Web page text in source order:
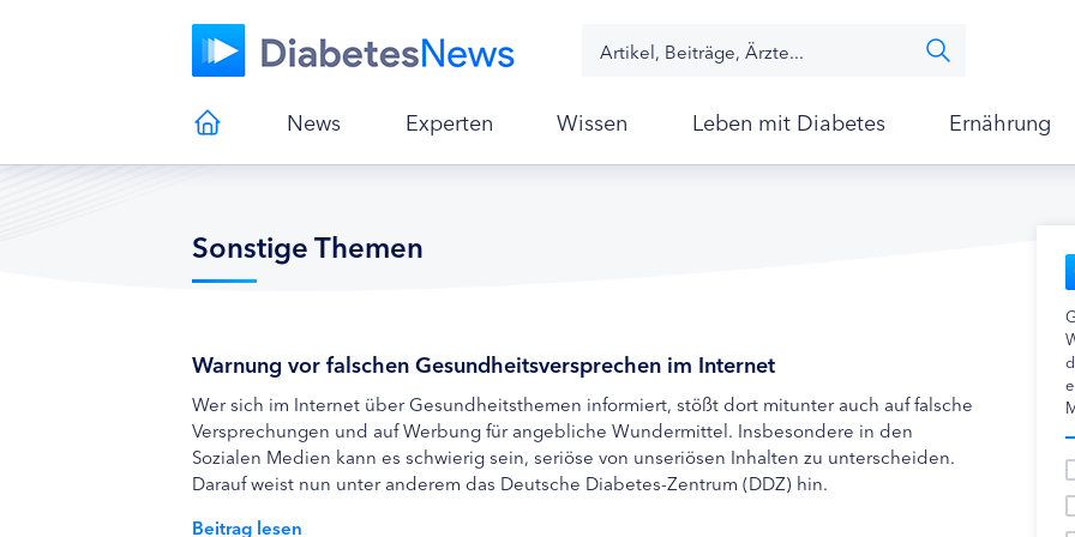
News Experten Wissen Leben mit Diabetes Ernährung
Sonstige Themen
Warnung vor falschen Gesundheitsversprechen im Internet
Wer sich im Internet über Gesundheitsthemen informiert, stößt dort mitunter auch auf falsche
Versprechungen und auf Werbung für angebliche Wundermittel. Insbesondere in den
Sozialen Medien kann es schwierig sein, seriöse von unseriösen Inhalten zu unterscheiden.
Darauf weist nun unter anderem das Deutsche Diabetes-Zentrum (DDZ) hin.
Beitrag lesen